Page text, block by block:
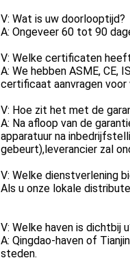
V: Wat is uw doorlooptijd?
A: Ongeveer 60 tot 90
V: Welke certificaten
A: We hebben ASME, CE,
certificaat aanvragen voor
V: Hoe zit het met de
A: Na afloop van de
apparatuur na
gebeurt),leverancier zal
V: Welke dienstverlening
Als u onze lokale
V: Welke haven is dichtbij
A: Qingdao-haven of
steden.